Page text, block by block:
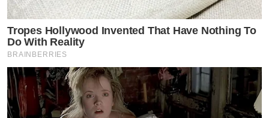
Tropes Hollywood Invented That Have Nothing To
Do With Reality
BRAINBERRIES